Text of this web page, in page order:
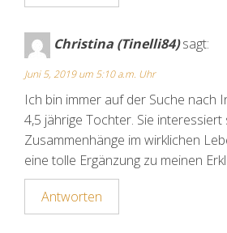
Christina (Tinelli84) sagt:
Juni 5, 2019 um 5:10 a.m. Uhr
Ich bin immer auf der Suche nach
4,5 jährige Tochter. Sie
Zusammenhänge im wirklichen
eine tolle Ergänzung zu meinen
Antworten